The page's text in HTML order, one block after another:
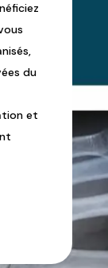
du
et